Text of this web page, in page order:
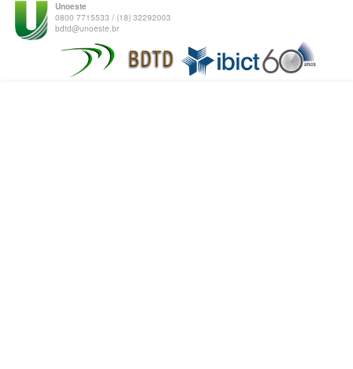
Unoeste
0800 7715533 / (18) 32292003
bdtd@unoeste.br